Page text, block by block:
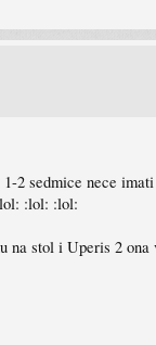
2 sedmice nece
:lol: :lol:
na stol i Uperis 2 ona